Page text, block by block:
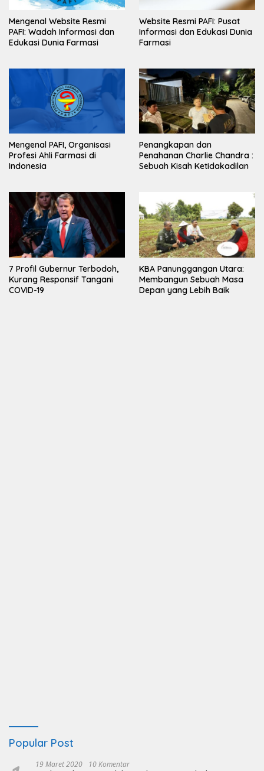
Mengenal Website Resmi
PAFI: Wadah Informasi dan
Edukasi Dunia Farmasi
Website Resmi PAFI: Pusat
Informasi dan Edukasi Dunia
Farmasi
Mengenal PAFI, Organisasi
Profesi Ahli Farmasi di
Indonesia
Penangkapan dan
Penahanan Charlie Chandra :
Sebuah Kisah Ketidakadilan
7 Profil Gubernur Terbodoh,
Kurang Responsif Tangani
COVID-19
KBA Panunggangan Utara:
Membangun Sebuah Masa
Depan yang Lebih Baik
Popular Post
19 Maret 2020 10 Komentar